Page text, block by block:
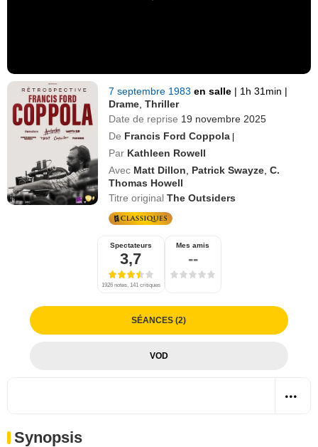
7 septembre 1983en salle | 1h 31min |
Drame ,Thriller
Date de reprise 19 novembre 2025
De Francis Ford Coppola |
Par Kathleen Rowell
Avec Matt Dillon Patrick Swayze ,C.
Thomas Howell
Titre originalThe Outsiders
Spectateurs
3,7
1926 notes, 141 critiques
Mes amis
--
SÉANCES (2)
VOD
Synopsis